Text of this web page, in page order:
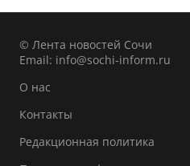
© Лента новостей Сочи
Email: info@sochi-inform.ru
О нас
Контакты
Редакционная политика